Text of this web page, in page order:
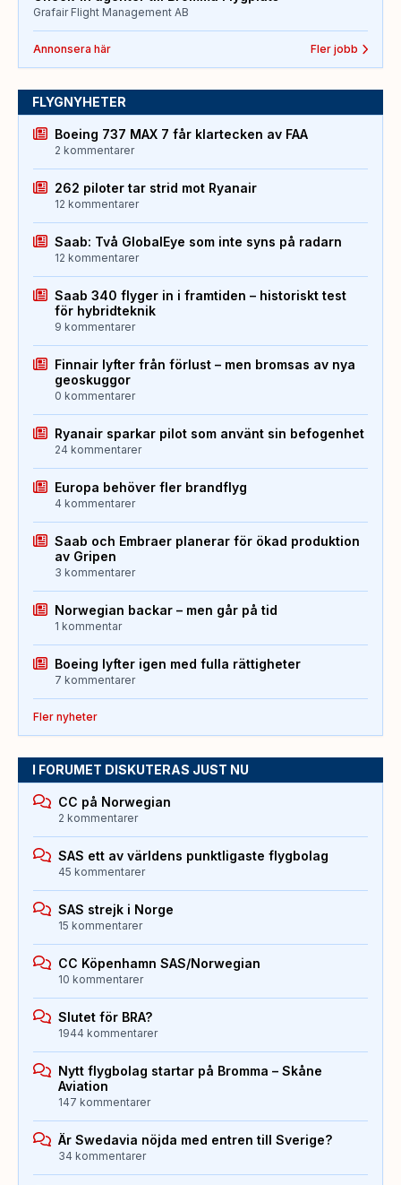
Grafair Flight Management AB
Annonsera här Fler jobb
FLYGNYHETER
Boeing 737 MAX 7 får klartecken av FAA
2 kommentarer
262 piloter tar strid mot Ryanair
12 kommentarer
Saab: Två GlobalEye som inte syns på radarn
12 kommentarer
Saab 340 flyger in i framtiden – historiskt test
för hybridteknik
9 kommentarer
Finnair lyfter från förlust – men bromsas av nya
geoskuggor
0 kommentarer
Ryanair sparkar pilot som använt sin befogenhet
24 kommentarer
Europa behöver fler brandflyg
4 kommentarer
Saab och Embraer planerar för ökad produktion
av Gripen
3 kommentarer
Norwegian backar – men går på tid
1 kommentar
Boeing lyfter igen med fulla rättigheter
7 kommentarer
Fler nyheter
I FORUMET DISKUTERAS JUST NU
CC på Norwegian
2 kommentarer
SAS ett av världens punktligaste flygbolag
45 kommentarer
SAS strejk i Norge
15 kommentarer
CC Köpenhamn SAS/Norwegian
10 kommentarer
Slutet för BRA?
1944 kommentarer
Nytt flygbolag startar på Bromma – Skåne
Aviation
147 kommentarer
Är Swedavia nöjda med entren till Sverige?
34 kommentarer